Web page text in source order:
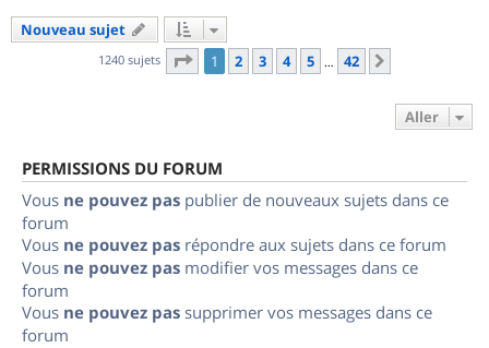
Nouveau sujet
1240 sujets Page 1sur
1 2 3 4 5 … 42
Aller
PERMISSIONS DU FORUM
Vous ne pouvez pas publier de nouveaux sujets dans ce
forum
Vous ne pouvez pas répondre aux sujets dans ce forum
Vous ne pouvez pas modifier vos messages dans ce
forum
Vous ne pouvez pas supprimer vos messages dans ce
forum